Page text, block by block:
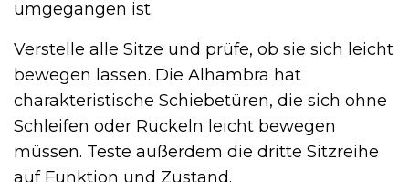
umgegangen ist.
Verstelle alle Sitze und prüfe, ob sie sich leicht
bewegen lassen. Die Alhambra hat
charakteristische Schiebetüren, die sich ohne
Schleifen oder Ruckeln leicht bewegen
müssen. Teste außerdem die dritte Sitzreihe
auf Funktion und Zustand.